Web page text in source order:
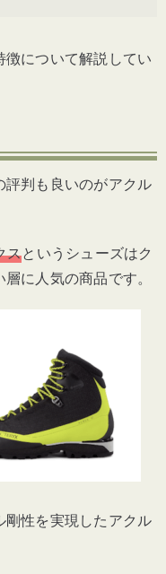
について解説してい
判も良いのがアクル
スというシューズはク
に人気の商品です。
性を実現したアクル